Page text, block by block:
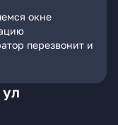
окне
перезвонит и